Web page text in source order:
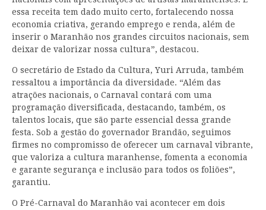
essa receita tem dado muito certo, fortalecendo nossa
economia criativa, gerando emprego e renda, além de
inserir o Maranhão nos grandes circuitos nacionais, sem
deixar de valorizar nossa cultura”, destacou.
O secretário de Estado da Cultura, Yuri Arruda, também
ressaltou a importância da diversidade. “Além das
atrações nacionais, o Carnaval contará com uma
programação diversificada, destacando, também, os
talentos locais, que são parte essencial dessa grande
festa. Sob a gestão do governador Brandão, seguimos
firmes no compromisso de oferecer um carnaval vibrante,
que valoriza a cultura maranhense, fomenta a economia
e garante segurança e inclusão para todos os foliões”,
garantiu.
O Pré-Carnaval do Maranhão vai acontecer em dois